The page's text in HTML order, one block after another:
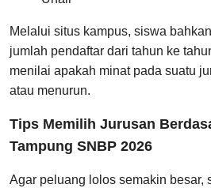
Melalui situs kampus, siswa
jumlah pendaftar dari tahun ke
menilai apakah minat pada suatu
atau menurun.
Tips Memilih Jurusan
Tampung SNBP 2026
Agar peluang lolos semakin besar,